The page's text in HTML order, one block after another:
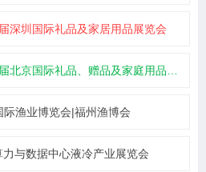
深圳国际礼品及家居用品展览会
京国际礼品、赠品及家庭用品展览会
渔业博览会|福州渔博会
与数据中心液冷产业展览会